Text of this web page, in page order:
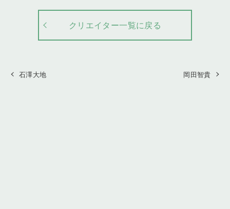
クリエイター一覧に戻る
石澤大地 岡田智貴